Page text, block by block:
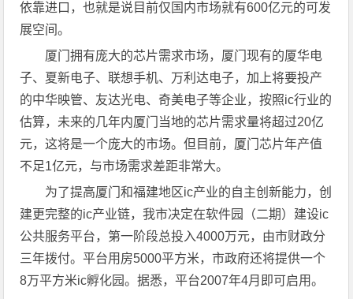
依靠进口，也就是说目前仅国内市场就有600亿元的可发
展空间。
厦门拥有庞大的芯片需求市场，厦门现有的厦华电
子、夏新电子、联想手机、万利达电子，加上将要投产
的中华映管、友达光电、奇美电子等企业，按照ic行业的
估算，未来的几年内厦门当地的芯片需求量将超过20亿
元，这将是一个庞大的市场。但目前，厦门芯片年产值
不足1亿元，与市场需求差距非常大。
为了提高厦门和福建地区ic产业的自主创新能力，创
建更完整的ic产业链，我市决定在软件园（二期）建设ic
公共服务平台，第一阶段总投入4000万元，由市财政分
三年拨付。平台用房5000平方米，市政府还将提供一个
8万平方米ic孵化园。据悉，平台2007年4月即可启用。